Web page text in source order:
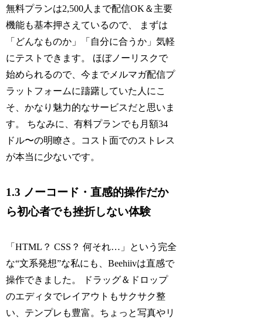
無料プランは2,500人まで配信OK＆主要
機能も基本押さえているので、 まずは
「どんなものか」「自分に合うか」気軽
にテストできます。 ほぼノーリスクで
始められるので、今までメルマガ配信プ
ラットフォームに躊躇していた人にこ
そ、かなり魅力的なサービスだと思いま
す。 ちなみに、有料プランでも月額34
ドル〜の明瞭さ。コスト面でのストレス
が本当に少ないです。
1.3 ノーコード・直感的操作だか
ら初心者でも挫折しない体験
「HTML？ CSS？ 何それ…」という完全
な“文系発想”な私にも、Beehiivは直感で
操作できました。 ドラッグ＆ドロップ
のエディタでレイアウトもサクサク整
い、テンプレも豊富。ちょっと写真やリ